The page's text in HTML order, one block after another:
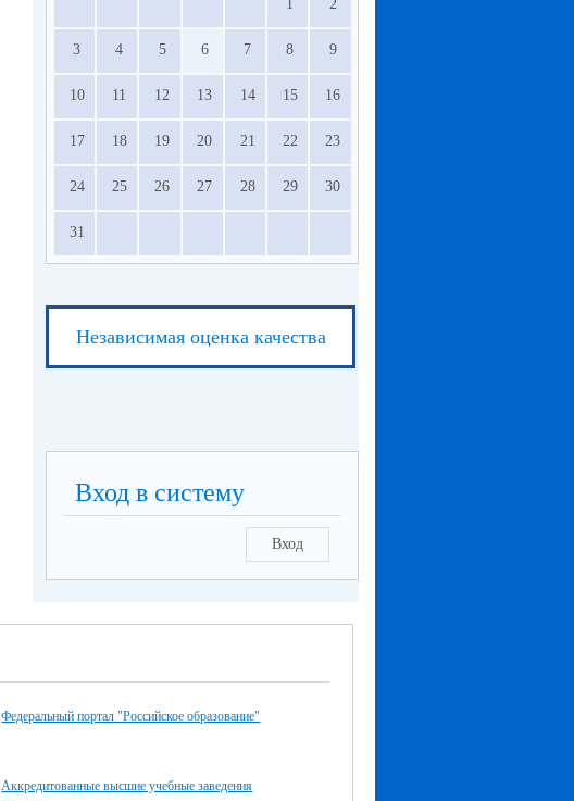
1 2
3 4 5 6 7 8 9
10 11 12 13 14 15 16
17 18 19 20 21 22 23
24 25 26 27 28 29 30
31
Независимая оценка качества
Вход в систему
Вход
Федеральный портал "Российское образование"
Аккредитованные высшие учебные заведения